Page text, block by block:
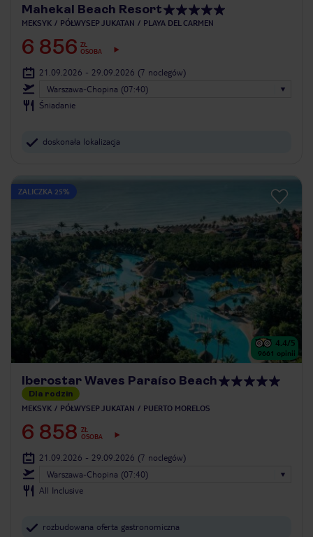
Mahekal Beach Resort
MEKSYK PÓŁWYSEP JUKATAN PLAYA DEL CARMEN
6 856 ZŁ
OSOBA
21.09.2026 - 29.09.2026 (7 noclegów)
Warszawa-Chopina (07:40)
Śniadanie
doskonała lokalizacja
ZALICZKA 25%
4.4/5
9661 opinii
Iberostar Waves Paraíso Beach
Dla rodzin
MEKSYK PÓŁWYSEP JUKATAN PUERTO MORELOS
6 858 ZŁ
OSOBA
21.09.2026 - 29.09.2026 (7 noclegów)
Warszawa-Chopina (07:40)
All Inclusive
rozbudowana oferta gastronomiczna